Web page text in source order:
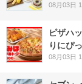
08月03日
ピザハ
りにぴ
08月03日